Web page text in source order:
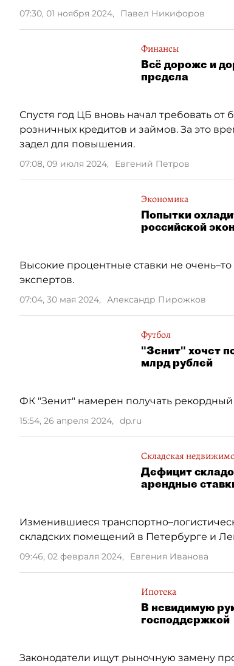
07:30, 01 ноября 2024, Павел Никифоров
Финансы
Всё дороже и
предела
Спустя год ЦБ вновь начал требовать
розничных кредитов и займов. За это
задел для повышения.
07:08, 09 июля 2024, Евгений Петров
Экономика
Попытки
российской
Высокие процентные ставки не
экспертов.
07:04, 30 мая 2024, Александр Пирожков
Футбол
"Зенит" хочет
млрд рублей
ФК "Зенит" намерен получать рекордный
15:54, 26 апреля 2024, dp.ru
Складская
Дефицит
арендные
Изменившиеся
складских помещений в Петербурге и
09:46, 02 февраля 2024, Евгения Иванова
Ипотека
В невидимую
господдержкой
Законодатели ищут рыночную замену